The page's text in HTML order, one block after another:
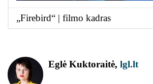
„Firebird“ | filmo kadras
Eglė Kuktoraitė, lgl.lt